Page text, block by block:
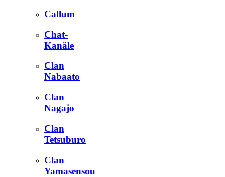
Callum
Chat-
Kanäle
Clan
Nabaato
Clan
Nagajo
Clan
Tetsuburo
Clan
Yamasensou